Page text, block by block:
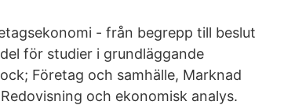
- från begrepp till beslut
för studier i grundläggande
Företag och samhälle, Marknad
och ekonomisk analys.